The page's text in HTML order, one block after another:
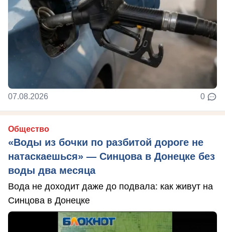
07.08.2026 0
Общество
«Воды из бочки по разбитой дороге не
натаскаешься» — Синцова в Донецке без
воды два месяца
Вода не доходит даже до подвала: как живут на
Синцова в Донецке